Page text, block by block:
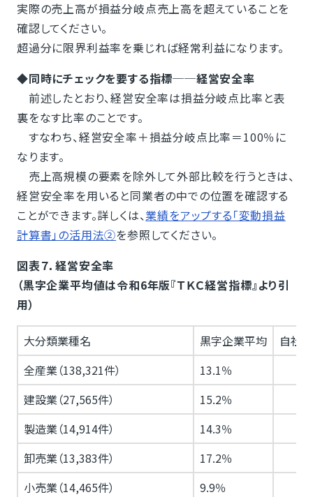
実際の売上高が損益分岐点売上高を超えていることを
確認してください。
超過分に限界利益率を乗じれば経常利益になります。
◆同時にチェックを要する指標──経営安全率
前述したとおり、経営安全率は損益分岐点比率と表
裏をなす比率のことです。
すなわち、経営安全率＋損益分岐点比率＝100％に
なります。
売上高規模の要素を除外して外部比較を行うときは、
経営安全率を用いると同業者の中での位置を確認する
ことができます。詳しくは、業績をアップする「変動損益
計算書」の活用法②を参照してください。
図表７．経営安全率
（黒字企業平均値は令和6年版『ＴＫＣ経営指標』より引
用）
大分類業種名 黒字企業平均
自社
全産業（138,321件）
13.1％
建設業（27,565件）
15.2％
製造業（14,914件）
14.3％
卸売業（13,383件）
17.2％
小売業（14,465件）
9.9％